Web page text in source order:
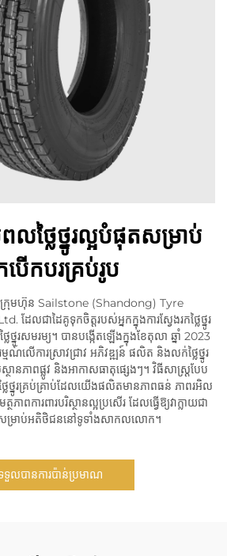
ថ្លៃ​ថ្នូរ​ល្អ​បំផុត​សម្រាប់​
បើក​បរ​គ្រប់​រូប
រុមហ៊ុន Sailstone (Shandong) Tyre
ែលជា​ដៃ​គូ​ទុក​ចិត្ត​របស់​អ្នក​ក្នុង​ការ​ស្វែងរក​ថ្លៃ​ថ្នូរ​
នូរ​សមរម្យ។ បាន​បង្កើត​ឡើង​ក្នុង​ខែ​តុលា ឆ្នាំ 2023
ណ៍​លើ​ការ​ស្រាវជ្រាវ អភិវឌ្ឍន៍ ផលិត និង​លក់​ថ្លៃ​ថ្នូរ​
ានភាព​ផ្លូវ និង​អាកាសធាតុ​ផ្សេងៗ។ វិធីសាស្ត្រ​បែប​
លៃ​ថ្នូរ​គ្រប់​គ្រាប់​ដែល​យើង​ផលិត​មាន​ភាព​ធន់ ភាព​រអិល
ព​ការពារ​បរិស្ថាន​ល្អ​ប្រសើរ ដែល​ធ្វើ​ឱ្យ​វា​ក្លាយ​ជា​
ម្រាប់​អតិថិជន​នៅ​ទូទាំង​សាកលលោក។
ទួលបានការប៉ាន់ប្រមាណ